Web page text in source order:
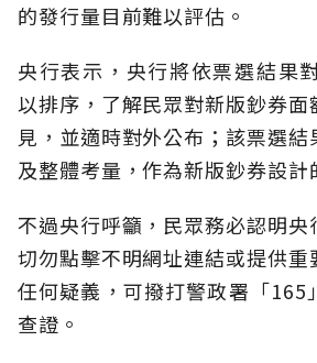
的發行量目前難以評估。
央行表示，央行將依票選結果
以排序，了解民眾對新版鈔券面
見，並適時對外公布；該票選
及整體考量，作為新版鈔券設計
不過央行呼籲，民眾務必認明央
切勿點擊不明網址連結或提供重
任何疑義，可撥打警政署「165
查證。